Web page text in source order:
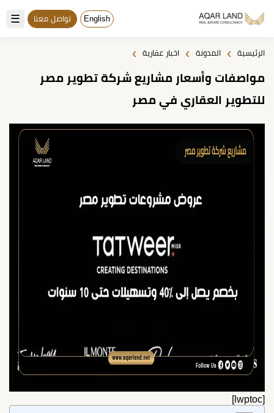
☰ English تواصل معنا
الرئيسية › المدونة › اخبار عقارية ›
مواصفات وأسعار مشاريع شركة تطوير مصر
للتطوير العقاري في مصر
[lwptoc]